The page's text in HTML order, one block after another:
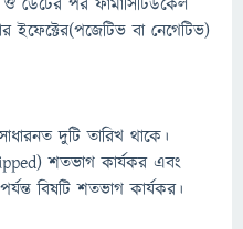
ইফেক্টের(পজেটিভ বা নেগেটিভ)
দুটি তারিখ থাকে।
শতভাগ কার্যকর এবং
বিষটি শতভাগ কার্যকর।